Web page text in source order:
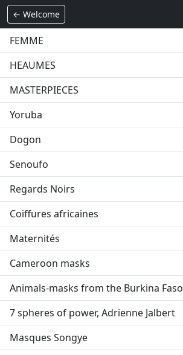
← Welcome
FEMME
HEAUMES
MASTERPIECES
Yoruba
Dogon
Senoufo
Regards Noirs
Coiffures africaines
Maternités
Cameroon masks
Animals-masks from the Burkina Faso
7 spheres of power, Adrienne Jalbert
Masques Songye